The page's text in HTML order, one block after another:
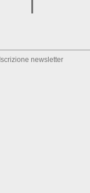
Iscrizione newsletter